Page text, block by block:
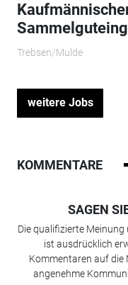
Trebsen/Mulde
weitere Jobs
KOMMENTARE
SAGEN
Die qualifizierte Meinung
ist ausdrücklich
Kommentaren auf die
angenehme